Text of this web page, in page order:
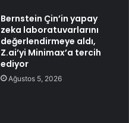
Bernstein Çin’in yapay
zeka laboratuvarlarını
değerlendirmeye aldı,
Z.ai’yi Minimax’a tercih
ediyor
Ağustos 5, 2026